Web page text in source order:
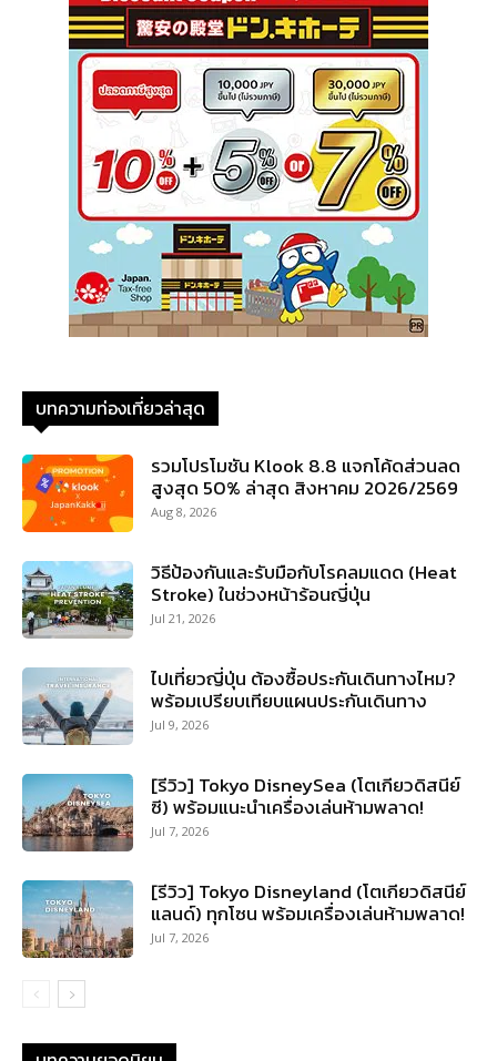
บทความท่องเที่ยวล่าสุด
รวมโปรโมชัน Klook 8.8 แจกโค้ดส่วนลด
สูงสุด 50% ล่าสุด สิงหาคม 2026/2569
Aug 8, 2026
วิธีป้องกันและรับมือกับโรคลมแดด (Heat
Stroke) ในช่วงหน้าร้อนญี่ปุ่น
Jul 21, 2026
ไปเที่ยวญี่ปุ่น ต้องซื้อประกันเดินทางไหม?
พร้อมเปรียบเทียบแผนประกันเดินทาง
Jul 9, 2026
[รีวิว] Tokyo DisneySea (โตเกียวดิสนีย์
ซี) พร้อมแนะนำเครื่องเล่นห้ามพลาด!
Jul 7, 2026
[รีวิว] Tokyo Disneyland (โตเกียวดิสนีย์
แลนด์) ทุกโซน พร้อมเครื่องเล่นห้ามพลาด!
Jul 7, 2026